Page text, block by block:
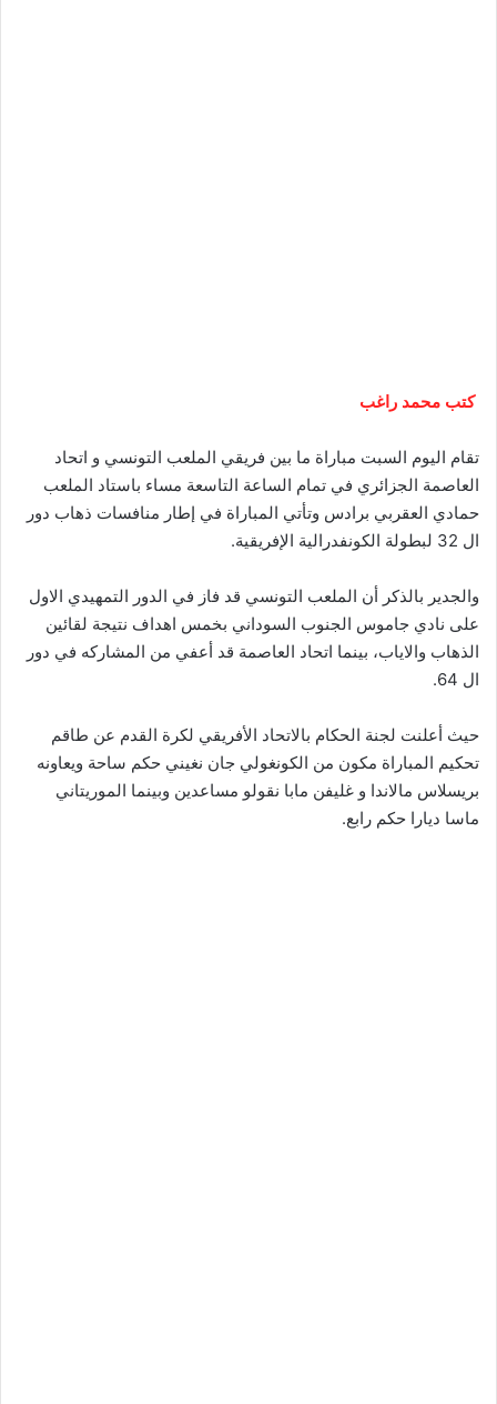
كتب محمد راغب
تقام اليوم السبت مباراة ما بين فريقي الملعب التونسي و اتحاد
العاصمة الجزائري في تمام الساعة التاسعة مساء باستاد الملعب
حمادي العقربي برادس وتأتي المباراة في إطار منافسات ذهاب دور
ال 32 لبطولة الكونفدرالية الإفريقية.
والجدير بالذكر أن الملعب التونسي قد فاز في الدور التمهيدي الاول
على نادي جاموس الجنوب السوداني بخمس اهداف نتيجة لقائين
الذهاب والاياب، بينما اتحاد العاصمة قد أعفي من المشاركه في دور
ال 64.
حيث أعلنت لجنة الحكام بالاتحاد الأفريقي لكرة القدم عن طاقم
تحكيم المباراة مكون من الكونغولي جان نغيني حكم ساحة ويعاونه
بريسلاس مالاندا و غليفن مابا نقولو مساعدين وبينما الموريتاني
ماسا ديارا حكم رابع.